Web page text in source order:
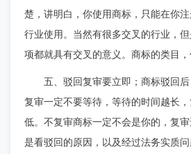
楚，讲明白，你使用商标，只能在你
行业使用。当然有很多交叉的行业，
项都就具有交叉的意义。商标的类目，
五、驳回复审要立即；商标驳回
复审一定不要等待，等待的时间越长
低。不复审商标一定不会是你的，复
是看驳回的原因，以及经过法务实质